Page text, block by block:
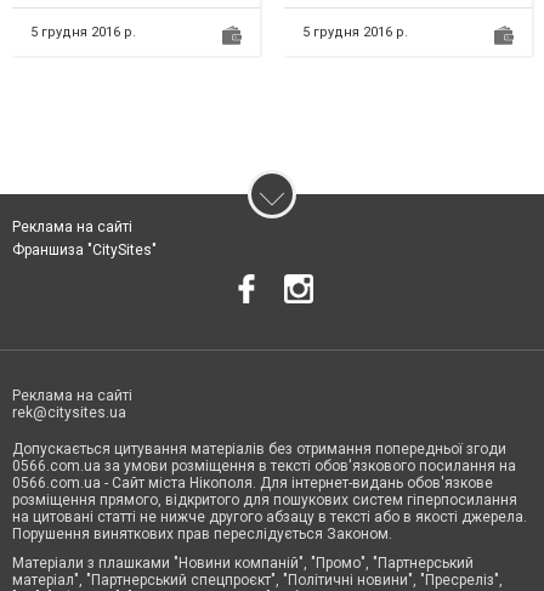
5 грудня 2016 р. 5 грудня 2016 р.
Реклама на сайті
Франшиза "CitySites"
Реклама на сайті
rek@citysites.ua
Допускається цитування матеріалів без отримання попередньої згоди
0566.com.ua за умови розміщення в тексті обов'язкового посилання на
0566.com.ua - Сайт міста Нікополя. Для інтернет-видань обов'язкове
розміщення прямого, відкритого для пошукових систем гіперпосилання
на цитовані статті не нижче другого абзацу в тексті або в якості джерела.
Порушення виняткових прав переслідується Законом.
Матеріали з плашками "Новини компаній", "Промо", "Партнерський
матеріал", "Партнерський спецпроєкт", "Політичні новини", "Пресреліз",